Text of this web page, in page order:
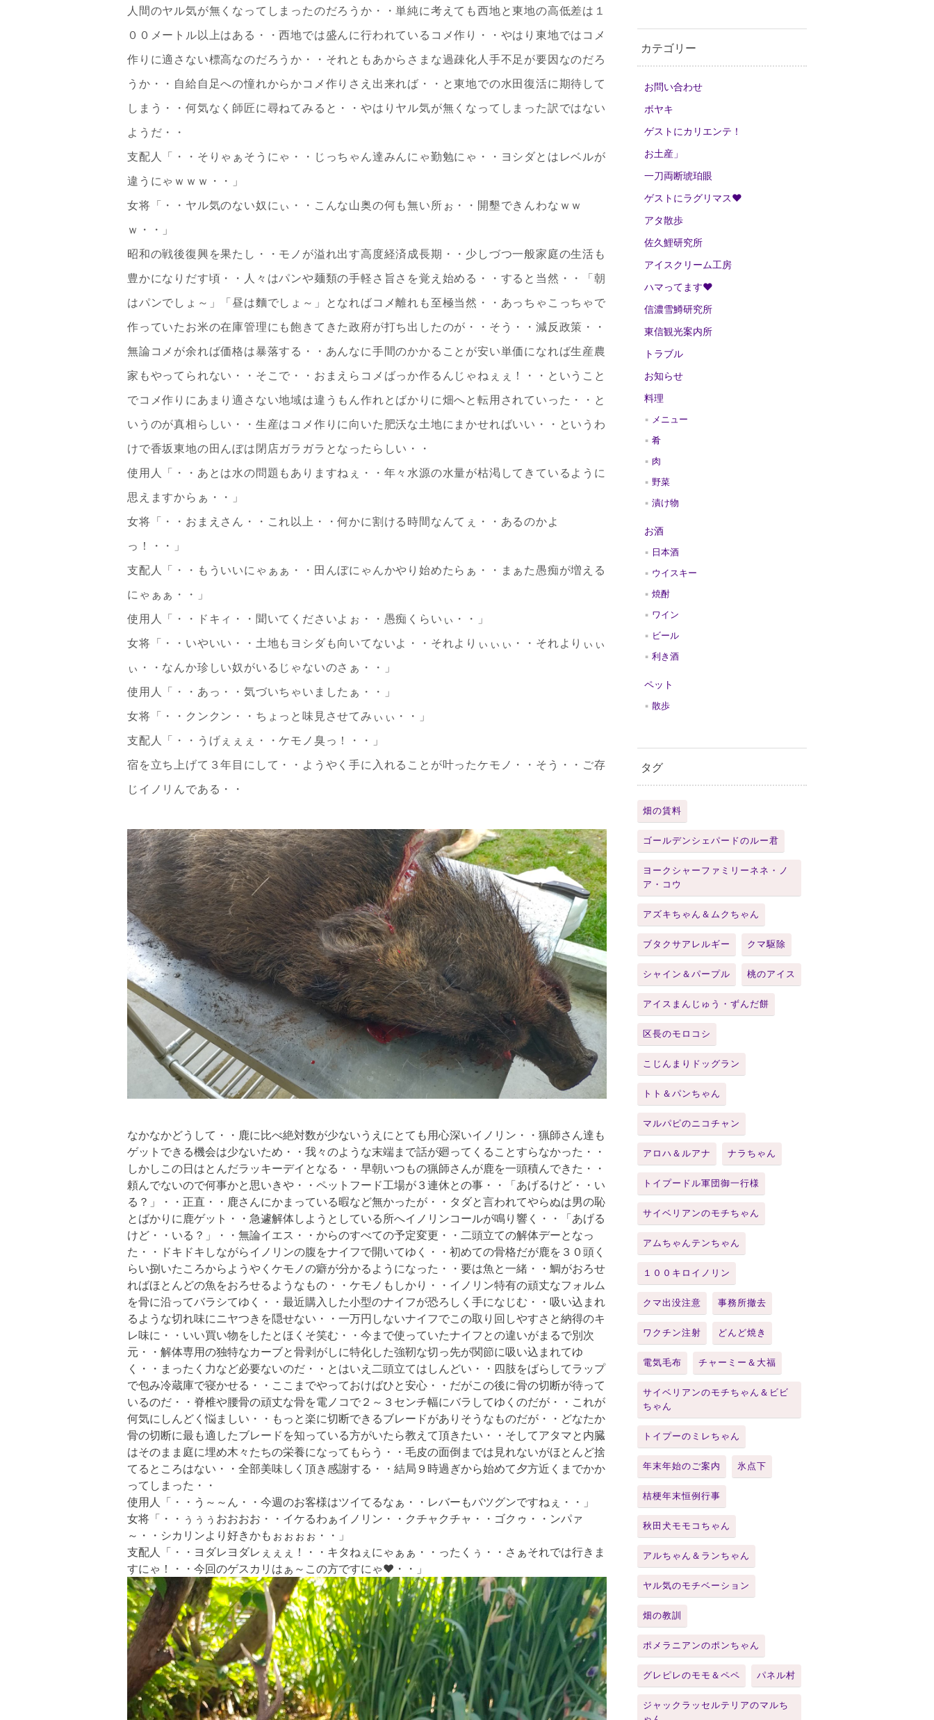
人間のヤル気が無くなってしまったのだろうか・・単純に考えても西地と東地の高低差は１
００メートル以上はある・・西地では盛んに行われているコメ作り・・やはり東地ではコメ
作りに適さない標高なのだろうか・・それともあからさまな過疎化人手不足が要因なのだろ
うか・・自給自足への憧れからかコメ作りさえ出来れば・・と東地での水田復活に期待して
しまう・・何気なく師匠に尋ねてみると・・やはりヤル気が無くなってしまった訳ではない
ようだ・・
支配人「・・そりゃぁそうにゃ・・じっちゃん達みんにゃ勤勉にゃ・・ヨシダとはレベルが
違うにゃｗｗｗ・・」
女将「・・ヤル気のない奴にぃ・・こんな山奥の何も無い所ぉ・・開墾できんわなｗｗ
ｗ・・」
昭和の戦後復興を果たし・・モノが溢れ出す高度経済成長期・・少しづつ一般家庭の生活も
豊かになりだす頃・・人々はパンや麺類の手軽さ旨さを覚え始める・・すると当然・・「朝
はパンでしょ～」「昼は麵でしょ～」となればコメ離れも至極当然・・あっちゃこっちゃで
作っていたお米の在庫管理にも飽きてきた政府が打ち出したのが・・そう・・減反政策・・
無論コメが余れば価格は暴落する・・あんなに手間のかかることが安い単価になれば生産農
家もやってられない・・そこで・・おまえらコメばっか作るんじゃねぇぇ！・・ということ
でコメ作りにあまり適さない地域は違うもん作れとばかりに畑へと転用されていった・・と
いうのが真相らしい・・生産はコメ作りに向いた肥沃な土地にまかせればいい・・というわ
けで香坂東地の田んぼは閉店ガラガラとなったらしい・・
使用人「・・あとは水の問題もありますねぇ・・年々水源の水量が枯渇してきているように
思えますからぁ・・」
女将「・・おまえさん・・これ以上・・何かに割ける時間なんてぇ・・あるのかよ
っ！・・」
支配人「・・もういいにゃぁぁ・・田んぼにゃんかやり始めたらぁ・・まぁた愚痴が増える
にゃぁぁ・・」
使用人「・・ドキィ・・聞いてくださいよぉ・・愚痴くらいぃ・・」
女将「・・いやいい・・土地もヨシダも向いてないよ・・それよりぃぃぃ・・それよりぃぃ
ぃ・・なんか珍しい奴がいるじゃないのさぁ・・」
使用人「・・あっ・・気づいちゃいましたぁ・・」
女将「・・クンクン・・ちょっと味見させてみぃぃ・・」
支配人「・・うげぇぇぇ・・ケモノ臭っ！・・」
宿を立ち上げて３年目にして・・ようやく手に入れることが叶ったケモノ・・そう・・ご存
じイノリんである・・
なかなかどうして・・鹿に比べ絶対数が少ないうえにとても用心深いイノリン・・猟師さん達も
ゲットできる機会は少ないため・・我々のような末端まで話が廻ってくることすらなかった・・
しかしこの日はとんだラッキーデイとなる・・早朝いつもの猟師さんが鹿を一頭積んできた・・
頼んでないので何事かと思いきや・・ペットフード工場が３連休との事・・「あげるけど・・い
る？」・・正直・・鹿さんにかまっている暇など無かったが・・タダと言われてやらぬは男の恥
とばかりに鹿ゲット・・急遽解体しようとしている所へイノリンコールが鳴り響く・・「あげる
けど・・いる？」・・無論イエス・・からのすべての予定変更・・二頭立ての解体デーとなっ
た・・ドキドキしながらイノリンの腹をナイフで開いてゆく・・初めての骨格だが鹿を３０頭く
らい捌いたころからようやくケモノの癖が分かるようになった・・要は魚と一緒・・鯛がおろせ
ればほとんどの魚をおろせるようなもの・・ケモノもしかり・・イノリン特有の頑丈なフォルム
を骨に沿ってバラシてゆく・・最近購入した小型のナイフが恐ろしく手になじむ・・吸い込まれ
るような切れ味にニヤつきを隠せない・・一万円しないナイフでこの取り回しやすさと納得のキ
レ味に・・いい買い物をしたとほくそ笑む・・今まで使っていたナイフとの違いがまるで別次
元・・解体専用の独特なカーブと骨剥がしに特化した強靭な切っ先が関節に吸い込まれてゆ
く・・まったく力など必要ないのだ・・とはいえ二頭立てはしんどい・・四肢をばらしてラップ
で包み冷蔵庫で寝かせる・・ここまでやっておけばひと安心・・だがこの後に骨の切断が待って
いるのだ・・脊椎や腰骨の頑丈な骨を電ノコで２～３センチ幅にバラしてゆくのだが・・これが
何気にしんどく悩ましい・・もっと楽に切断できるブレードがありそうなものだが・・どなたか
骨の切断に最も適したブレードを知っている方がいたら教えて頂きたい・・そしてアタマと内臓
はそのまま庭に埋め木々たちの栄養になってもらう・・毛皮の面倒までは見れないがほとんど捨
てるところはない・・全部美味しく頂き感謝する・・結局９時過ぎから始めて夕方近くまでかか
ってしまった・・
使用人「・・う～～ん・・今週のお客様はツイてるなぁ・・レバーもバツグンですねぇ・・」
女将「・・ぅぅぅおおおお・・イケるわぁイノリン・・クチャクチャ・・ゴクゥ・・ンパァ
～・・シカリンより好きかもぉぉぉぉ・・」
支配人「・・ヨダレヨダレぇぇぇ！・・キタねぇにゃぁぁ・・ったくぅ・・さぁそれでは行きま
すにゃ！・・今回のゲスカリはぁ～この方ですにゃ❤・・」
カテゴリー
お問い合わせ
ボヤキ
ゲストにカリエンテ！
お土産」
一刀両断琥珀眼
ゲストにラグリマス❤
アタ散歩
佐久鯉研究所
アイスクリーム工房
ハマってます❤
信濃雪鱒研究所
東信観光案内所
トラブル
お知らせ
料理
メニュー
肴
肉
野菜
漬け物
お酒
日本酒
ウイスキー
焼酎
ワイン
ビール
利き酒
ペット
散歩
タグ
畑の賃料
ゴールデンシェパードのルー君
ヨークシャーファミリーネネ・ノ
ア・コウ
アズキちゃん＆ムクちゃん
ブタクサアレルギー クマ駆除
シャイン＆パープル 桃のアイス
アイスまんじゅう・ずんだ餅
区長のモロコシ
こじんまりドッグラン
トト＆パンちゃん
マルパピのニコチャン
アロハ＆ルアナ ナラちゃん
トイプードル軍団御一行様
サイベリアンのモチちゃん
アムちゃんテンちゃん
１００キロイノリン
クマ出没注意 事務所撤去
ワクチン注射 どんど焼き
電気毛布 チャーミー＆大福
サイベリアンのモチちゃん＆ビビ
ちゃん
トイプーのミレちゃん
年末年始のご案内 氷点下
桔梗年末恒例行事
秋田犬モモコちゃん
アルちゃん＆ランちゃん
ヤル気のモチベーション
畑の教訓
ポメラニアンのポンちゃん
グレピレのモモ＆ペペ パネル村
ジャックラッセルテリアのマルち